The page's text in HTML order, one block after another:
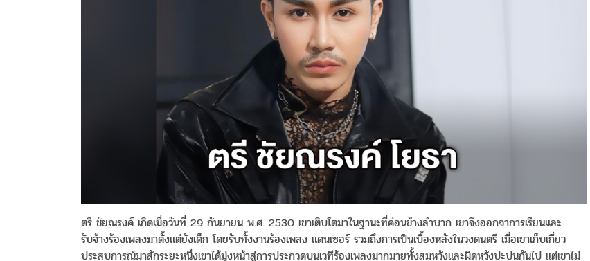
ตรี ชัยณรงค์ เกิดเมื่อวันที่ 29 กันยายน พ.ศ. 2530 เขาเติบโตมาในฐานะที่ค่อนข้างลำบาก เขาจึงออกจาการเรียนและ
รับจ้างร้องเพลงมาตั้งแต่ยังเด็ก โดยรับทั้งงานร้องเพลง แดนเซอร์ รวมถึงการเป็นเบื้องหลังในวงดนตรี เมื่อเขาเก็บเกี่ยว
ประสบการณ์มาสักระยะหนึ่งเขาได้มุ่งหน้าสู่การประกวดบนเวทีร้องเพลงมากมายทั้งสมหวังและผิดหวังปะปนกันไป แต่เขาไม่